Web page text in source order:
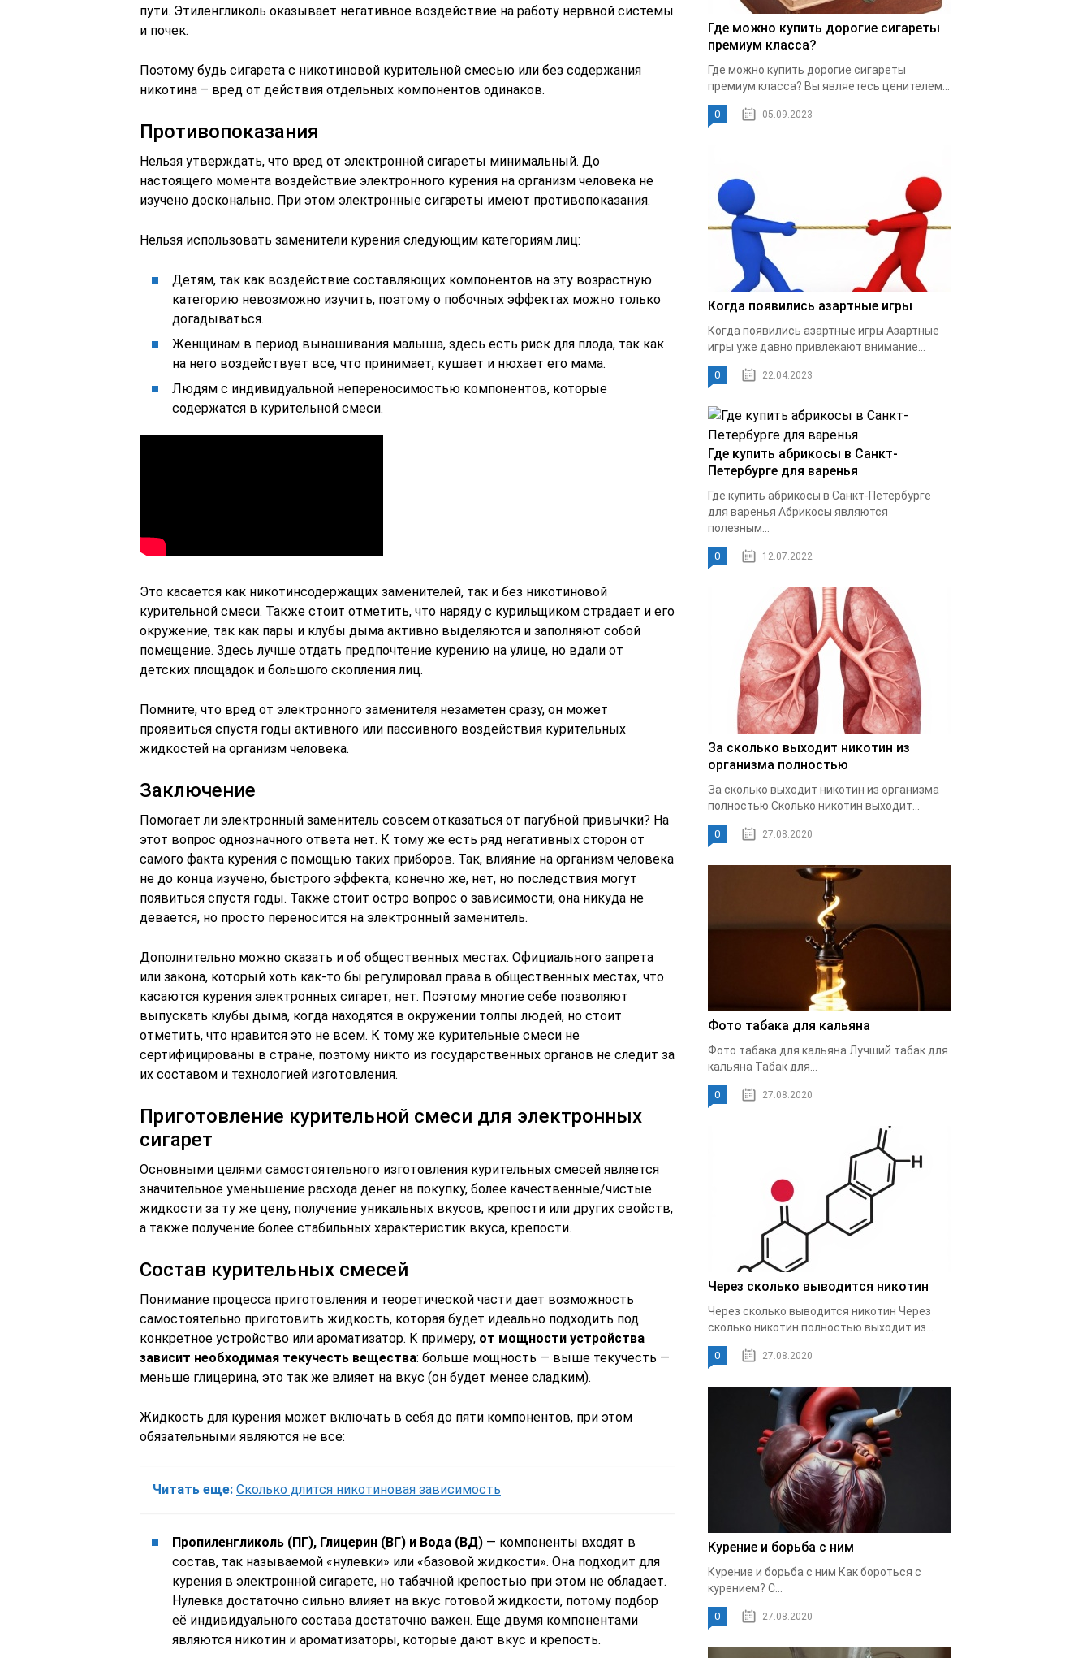
пути. Этиленгликоль оказывает негативное воздействие на работу нервной системы
и почек.
Поэтому будь сигарета с никотиновой курительной смесью или без содержания
никотина – вред от действия отдельных компонентов одинаков.
Противопоказания
Нельзя утверждать, что вред от электронной сигареты минимальный. До
настоящего момента воздействие электронного курения на организм человека не
изучено досконально. При этом электронные сигареты имеют противопоказания.
Нельзя использовать заменители курения следующим категориям лиц:
Детям, так как воздействие составляющих компонентов на эту возрастную
категорию невозможно изучить, поэтому о побочных эффектах можно только
догадываться.
Женщинам в период вынашивания малыша, здесь есть риск для плода, так как
на него воздействует все, что принимает, кушает и нюхает его мама.
Людям с индивидуальной непереносимостью компонентов, которые
содержатся в курительной смеси.
Это касается как никотинсодержащих заменителей, так и без никотиновой
курительной смеси. Также стоит отметить, что наряду с курильщиком страдает и его
окружение, так как пары и клубы дыма активно выделяются и заполняют собой
помещение. Здесь лучше отдать предпочтение курению на улице, но вдали от
детских площадок и большого скопления лиц.
Помните, что вред от электронного заменителя незаметен сразу, он может
проявиться спустя годы активного или пассивного воздействия курительных
жидкостей на организм человека.
Заключение
Помогает ли электронный заменитель совсем отказаться от пагубной привычки? На
этот вопрос однозначного ответа нет. К тому же есть ряд негативных сторон от
самого факта курения с помощью таких приборов. Так, влияние на организм человека
не до конца изучено, быстрого эффекта, конечно же, нет, но последствия могут
появиться спустя годы. Также стоит остро вопрос о зависимости, она никуда не
девается, но просто переносится на электронный заменитель.
Дополнительно можно сказать и об общественных местах. Официального запрета
или закона, который хоть как-то бы регулировал права в общественных местах, что
касаются курения электронных сигарет, нет. Поэтому многие себе позволяют
выпускать клубы дыма, когда находятся в окружении толпы людей, но стоит
отметить, что нравится это не всем. К тому же курительные смеси не
сертифицированы в стране, поэтому никто из государственных органов не следит за
их составом и технологией изготовления.
Приготовление курительной смеси для электронных
сигарет
Основными целями самостоятельного изготовления курительных смесей является
значительное уменьшение расхода денег на покупку, более качественные/чистые
жидкости за ту же цену, получение уникальных вкусов, крепости или других свойств,
а также получение более стабильных характеристик вкуса, крепости.
Состав курительных смесей
Понимание процесса приготовления и теоретической части дает возможность
самостоятельно приготовить жидкость, которая будет идеально подходить под
конкретное устройство или ароматизатор. К примеру, от мощности устройства
зависит необходимая текучесть вещества: больше мощность — выше текучесть —
меньше глицерина, это так же влияет на вкус (он будет менее сладким).
Жидкость для курения может включать в себя до пяти компонентов, при этом
обязательными являются не все:
Читать еще: Сколько длится никотиновая зависимость
Пропиленгликоль (ПГ), Глицерин (ВГ) и Вода (ВД) — компоненты входят в
состав, так называемой «нулевки» или «базовой жидкости». Она подходит для
курения в электронной сигарете, но табачной крепостью при этом не обладает.
Нулевка достаточно сильно влияет на вкус готовой жидкости, потому подбор
её индивидуального состава достаточно важен. Еще двумя компонентами
являются никотин и ароматизаторы, которые дают вкус и крепость.
Где можно купить дорогие сигареты
премиум класса?
Где можно купить дорогие сигареты
премиум класса? Вы являетесь ценителем...
0 05.09.2023
Когда появились азартные игры
Когда появились азартные игры Азартные
игры уже давно привлекают внимание...
0 22.04.2023
Где купить абрикосы в Санкт-
Петербурге для варенья
Где купить абрикосы в Санкт-Петербурге
для варенья Абрикосы являются
полезным...
0 12.07.2022
За сколько выходит никотин из
организма полностью
За сколько выходит никотин из организма
полностью Cколько никотин выходит...
0 27.08.2020
Фото табака для кальяна
Фото табака для кальяна Лучший табак для
кальяна Табак для...
0 27.08.2020
Через сколько выводится никотин
Через сколько выводится никотин Через
сколько никотин полностью выходит из...
0 27.08.2020
Курение и борьба с ним
Курение и борьба с ним Как бороться с
курением? С...
0 27.08.2020